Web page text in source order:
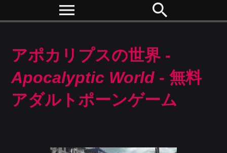
menu search
アポカリプスの世界 -
Apocalyptic World - 無料
アダルトポーンゲーム